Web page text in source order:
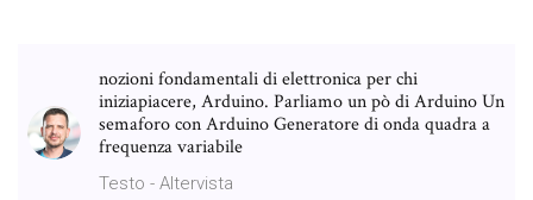
nozioni fondamentali di elettronica per chi
iniziapiacere, Arduino. Parliamo un pò di Arduino Un
semaforo con Arduino Generatore di onda quadra a
frequenza variabile
Testo - Altervista